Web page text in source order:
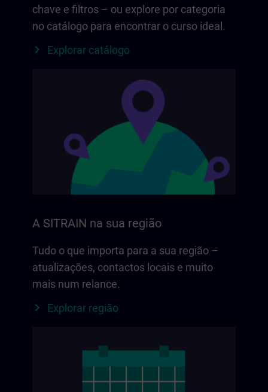
chave e filtros – ou explore por categoria
no catálogo para encontrar o curso ideal.
Explorar catálogo
A SITRAIN na sua região
Tudo o que importa para a sua região –
atualizações, contactos locais e muito
mais num relance.
Explorar região